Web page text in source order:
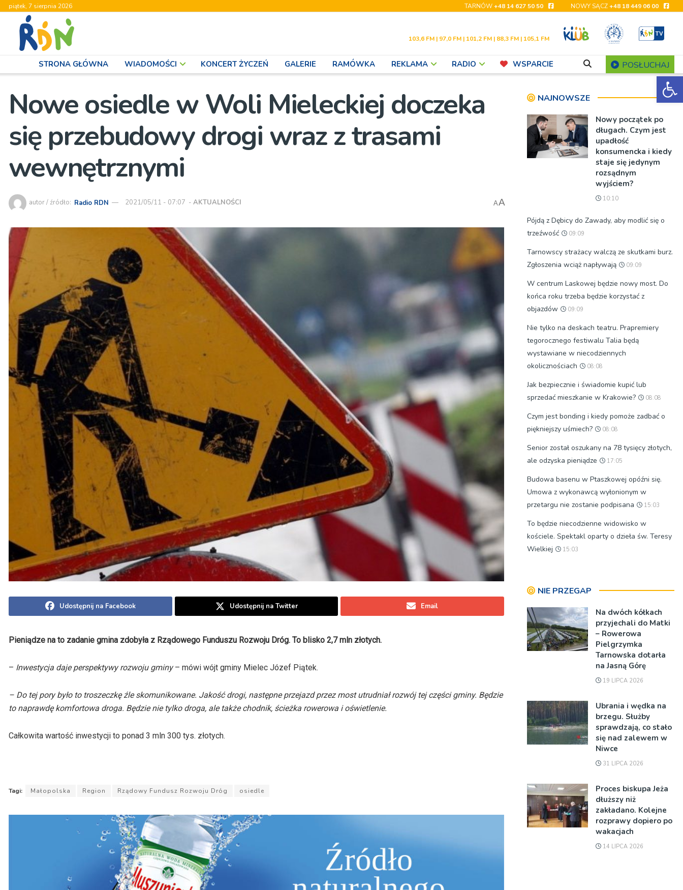
piątek, 7 sierpnia 2026 TARNÓW+48 14 627 50 50 NOWY SĄCZ+48 18 449 06 00
103,6 FM | 97,0 FM | 101,2 FM | 88,3 FM | 105,1 FM
STRONA GŁÓWNA WIADOMOŚCI KONCERT ŻYCZEŃ GALERIE RAMÓWKA REKLAMA RADIO WSPARCIE POSŁUCHAJ
Nowe osiedle w Woli Mieleckiej doczeka
się przebudowy drogi wraz z trasami
wewnętrznymi
autor / źródło: Radio RDN 2021/05/11 - 07:07 - AKTUALNOŚCI AA
Udostępnij na Facebook Udostępnij na Twitter Email
Pieniądze na to zadanie gmina zdobyła z Rządowego Funduszu Rozwoju Dróg. To blisko 2,7 mln złotych.
– Inwestycja daje perspektywy rozwoju gminy– mówi wójt gminy Mielec Józef Piątek.
– Do tej pory było to troszeczkę źle skomunikowane. Jakość drogi, następne przejazd przez most utrudniał rozwój tej części gminy. Będzie
to naprawdę komfortowa droga. Będzie nie tylko droga, ale także chodnik, ścieżka rowerowa i oświetlenie.
Całkowita wartość inwestycji to ponad 3 mln 300 tys. złotych.
Tagi: Małopolska Region Rządowy Fundusz Rozwoju Dróg osiedle
NAJNOWSZE
Nowy początek po
długach. Czym jest
upadłość
konsumencka i kiedy
staje się jedynym
rozsądnym
wyjściem?
10:10
Pójdą z Dębicy do Zawady, aby modlić się o
trzeźwość
09:09
Tarnowscy strażacy walczą ze skutkami burz.
Zgłoszenia wciąż napływają
09:09
W centrum Laskowej będzie nowy most. Do
końca roku trzeba będzie korzystać z
objazdów
09:09
Nie tylko na deskach teatru. Prapremiery
tegorocznego festiwalu Talia będą
wystawiane w niecodziennych
okolicznościach
08:08
Jak bezpiecznie i świadomie kupić lub
sprzedać mieszkanie w Krakowie?
08:08
Czym jest bonding i kiedy pomoże zadbać o
piękniejszy uśmiech?
08:08
Senior został oszukany na 78 tysięcy złotych,
ale odzyska pieniądze
17:05
Budowa basenu w Ptaszkowej opóźni się.
Umowa z wykonawcą wyłonionym w
przetargu nie zostanie podpisana
15:03
To będzie niecodzienne widowisko w
kościele. Spektakl oparty o dzieła św. Teresy
Wielkiej
15:03
NIE PRZEGAP
Na dwóch kółkach
przyjechali do Matki
– Rowerowa
Pielgrzymka
Tarnowska dotarła
na Jasną Górę
19 LIPCA 2026
Ubrania i wędka na
brzegu. Służby
sprawdzają, co stało
się nad zalewem w
Niwce
31 LIPCA 2026
Proces biskupa Jeża
dłuższy niż
zakładano. Kolejne
rozprawy dopiero po
wakacjach
14 LIPCA 2026